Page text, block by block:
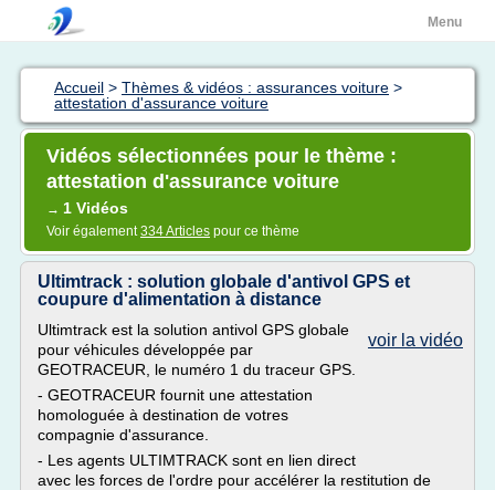
Menu
Accueil > Thèmes & vidéos : assurances voiture >
attestation d'assurance voiture
Vidéos sélectionnées pour le thème :
attestation d'assurance voiture
→ 1 Vidéos
Voir également334 Articles pour ce thème
Ultimtrack : solution globale d'antivol GPS et
coupure d'alimentation à distance
voir la vidéo
Ultimtrack est la solution antivol GPS globale
pour véhicules développée par
GEOTRACEUR, le numéro 1 du traceur GPS.
- GEOTRACEUR fournit une attestation
homologuée à destination de votres
compagnie d'assurance.
- Les agents ULTIMTRACK sont en lien direct
avec les forces de l'ordre pour accélérer la restitution de